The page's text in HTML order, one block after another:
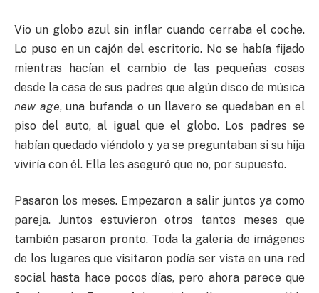
Vio un globo azul sin inflar cuando cerraba el coche.
Lo puso en un cajón del escritorio. No se había fijado
mientras hacían el cambio de las pequeñas cosas
desde la casa de sus padres que algún disco de música
new age, una bufanda o un llavero se quedaban en el
piso del auto, al igual que el globo. Los padres se
habían quedado viéndolo y ya se preguntaban si su hija
viviría con él. Ella les aseguró que no, por supuesto.
Pasaron los meses. Empezaron a salir juntos ya como
pareja. Juntos estuvieron otros tantos meses que
también pasaron pronto. Toda la galería de imágenes
de los lugares que visitaron podía ser vista en una red
social hasta hace pocos días, pero ahora parece que